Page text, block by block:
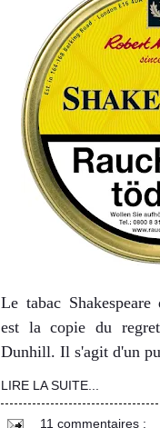
Le tabac
est la copie du
Dunhill. Il s'agit d'un
LIRE LA SUITE...
11 commentaires :